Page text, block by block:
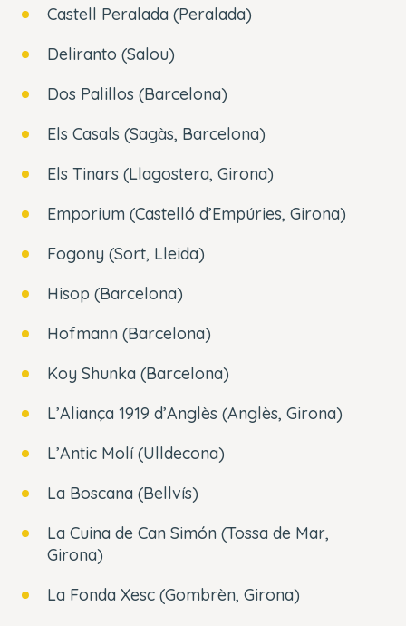
Castell Peralada (Peralada)
Deliranto (Salou)
Dos Palillos (Barcelona)
Els Casals (Sagàs, Barcelona)
Els Tinars (Llagostera, Girona)
Emporium (Castelló d’Empúries, Girona)
Fogony (Sort, Lleida)
Hisop (Barcelona)
Hofmann (Barcelona)
Koy Shunka (Barcelona)
L’Aliança 1919 d’Anglès (Anglès, Girona)
L’Antic Molí (Ulldecona)
La Boscana (Bellvís)
La Cuina de Can Simón (Tossa de Mar,
Girona)
La Fonda Xesc (Gombrèn, Girona)